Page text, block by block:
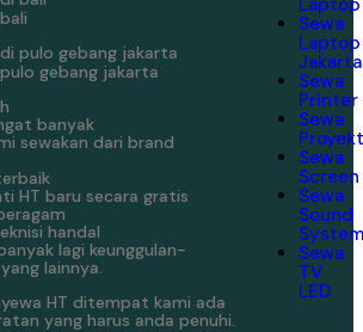
gebang jakarta
banyak
sewakan dari brand
HT baru secara gratis
handal
lagi keunggulan-
lainnya.
HT ditempat kami ada
yang harus anda penuhi.
Laptop
Sewa
Laptop
Jakarta
Sewa
Printer
Sewa
Sewa
Screen
Sewa
Sound
System
Sewa
TV
LED